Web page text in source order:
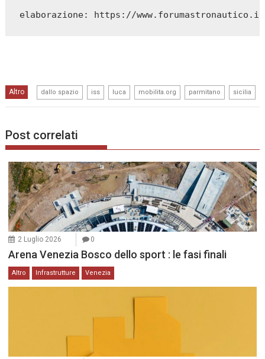
elaborazione: https://
Altro dallo spazio iss luca mobilita.org parmitano sicilia
Post correlati
2 Luglio 2026 0
Arena Venezia Bosco dello sport : le fasi finali
Altro Infrastrutture Venezia